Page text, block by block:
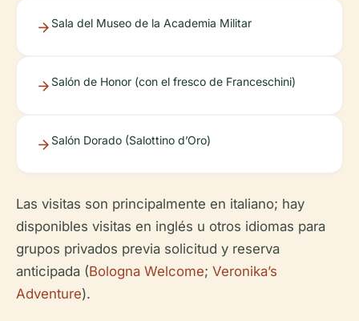
Sala del Museo de la Academia Militar
Salón de Honor (con el fresco de Franceschini)
Salón Dorado (Salottino d’Oro)
Las visitas son principalmente en italiano; hay
disponibles visitas en inglés u otros idiomas para
grupos privados previa solicitud y reserva
anticipada (Bologna Welcome; Veronika’s
Adventure).